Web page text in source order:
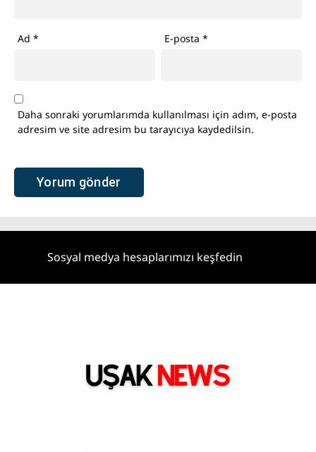
Ad * E-posta*
Daha sonraki yorumlarımda kullanılması için adım, e-posta
adresim ve site adresim bu tarayıcıya kaydedilsin.
Sosyal medya hesaplarımızı keşfedin